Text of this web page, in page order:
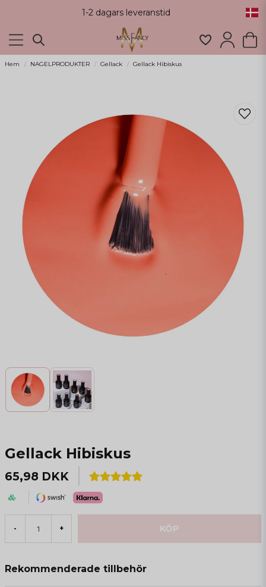
1-2 dagars leveranstid
Hem NAGELPRODUKTER Gellack Gellack Hibiskus
Gellack Hibiskus
65,98 DKK
- + KÖP
Rekommenderade tillbehör